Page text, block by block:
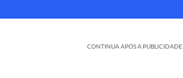
CONTINUA APÓS A PUBLICIDADE